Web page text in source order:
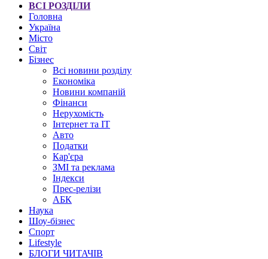
ВСІ РОЗДІЛИ
Головна
Україна
Місто
Світ
Бізнес
Всі новини розділу
Економіка
Новини компаній
Фінанси
Нерухомість
Інтернет та IT
Авто
Податки
Кар'єра
ЗМІ та реклама
Індекси
Прес-релізи
АБК
Наука
Шоу-бізнес
Спорт
Lifestyle
БЛОГИ ЧИТАЧІВ